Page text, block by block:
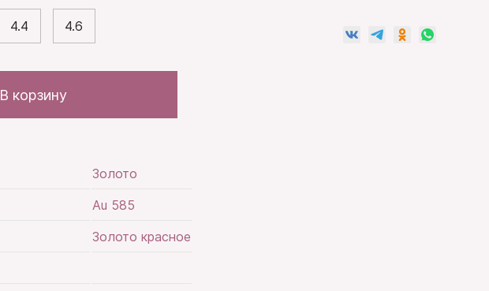
4.4 4.6
В корзину
Золото
Au 585
Золото красное